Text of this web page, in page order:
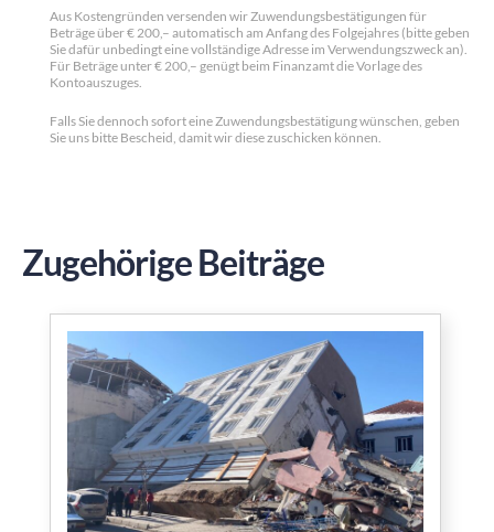
Aus Kostengründen versenden wir Zuwendungsbestätigungen für
Beträge über € 200,– automatisch am Anfang des Folgejahres (bitte geben
Sie dafür unbedingt eine vollständige Adresse im Verwendungszweck an).
Für Beträge unter € 200,– genügt beim Finanzamt die Vorlage des
Kontoauszuges.
Falls Sie dennoch sofort eine Zuwendungsbestätigung wünschen, geben
Sie uns bitte Bescheid, damit wir diese zuschicken können.
Zugehörige Beiträge